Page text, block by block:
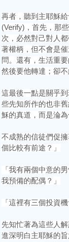
再者，聽到主耶穌
(Verify)，首先，那
次，必然對己對人
著權柄，但不會是
問。還有，生活重
然後要他轉達；卻
這最後一點是關乎
些先知所作的也非
穌的真道，而是淪
不成熟的信徒們促
個比較有前途？」
「我有兩個中意的
我預備的配偶？」
「這裡有三個投資
先知忙著為這些人
進深明白主耶穌的